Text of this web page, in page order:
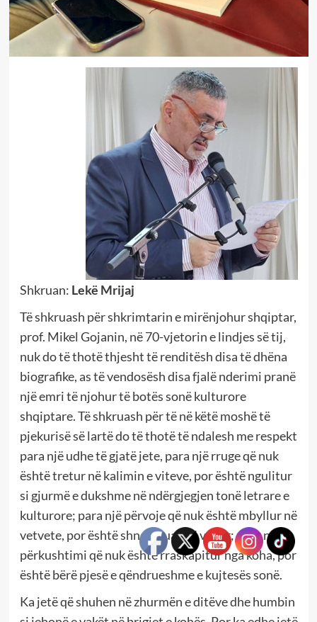
Shkruan: Lekë Mrijaj
Të shkruash për shkrimtarin e mirënjohur shqiptar,
prof. Mikel Gojanin, në 70-vjetorin e lindjes së tij,
nuk do të thotë thjesht të renditësh disa të dhëna
biografike, as të vendosësh disa fjalë nderimi pranë
një emri të njohur të botës sonë kulturore
shqiptare. Të shkruash për të në këtë moshë të
pjekurisë së lartë do të thotë të ndalesh me respekt
para një udhe të gjatë jete, para një rruge që nuk
është tretur në kalimin e viteve, por është ngulitur
si gjurmë e dukshme në ndërgjegjen tonë letrare e
kulturore; para një përvoje që nuk është mbyllur në
vetvete, por është shndërruar në vepër; para një
përkushtimi që nuk është rraskapitur nga koha, por
është bërë pjesë e qëndrueshme e kujtesës sonë.
Ka jetë që shuhen në zhurmën e ditëve dhe humbin